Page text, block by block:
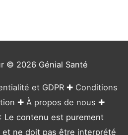
© 2026 Génial Santé
et GDPR ✚ Conditions
✚ À propos de nous ✚
contenu est purement
ne doit pas être interprété